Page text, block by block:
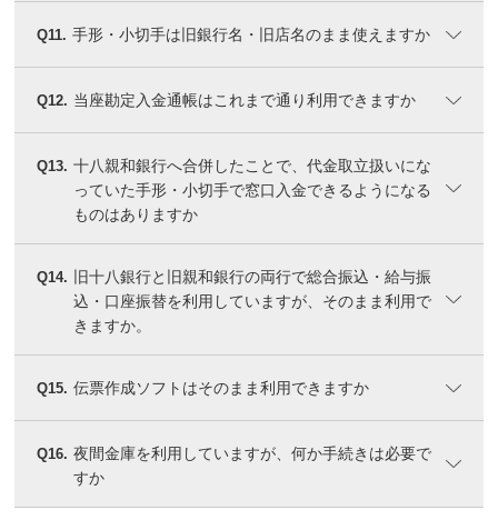
Q11. 手形・小切手は旧銀行名・旧店名のまま使えますか
Q12. 当座勘定入金通帳はこれまで通り利用できますか
Q13. 十八親和銀行へ合併したことで、代金取立扱いにな
っていた手形・小切手で窓口入金できるようになる
ものはありますか
Q14.
旧十八銀行と旧親和銀行の両行で総合振込・給与振
込・口座振替を利用していますが、そのまま利用で
きますか。
Q15. 伝票作成ソフトはそのまま利用できますか
Q16. 夜間金庫を利用していますが、何か手続きは必要で
すか